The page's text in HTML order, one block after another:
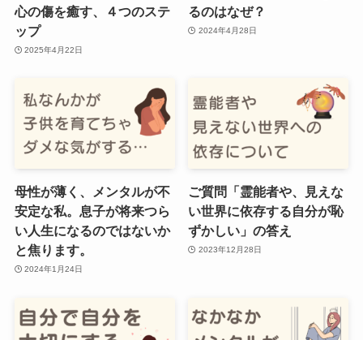
心の傷を癒す、４つのステ
ップ
2025年4月22日
るのはなぜ？
2024年4月28日
母性が薄く、メンタルが不
安定な私。息子が将来つら
い人生になるのではないか
と焦ります。
2024年1月24日
ご質問「霊能者や、見えな
い世界に依存する自分が恥
ずかしい」の答え
2023年12月28日